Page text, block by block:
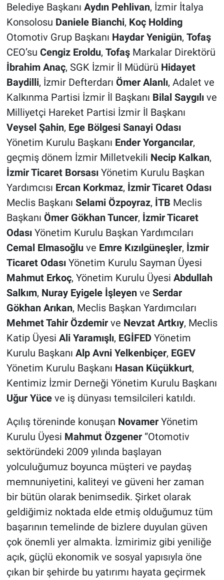
Belediye Başkanı Aydın Pehlivan, İzmir İtalya
Konsolosu Daniele Bianchi, Koç Holding
Otomotiv Grup Başkanı Haydar Yenigün, Tofaş
CEO’su Cengiz Eroldu, TofaşMarkalar Direktörü
İbrahim Anaç, SGK İzmir İl Müdürü Hidayet
Baydilli, İzmir Defterdarı Ömer Alanlı, Adalet ve
Kalkınma Partisi İzmir İl Başkanı Bilal Saygılıve
Milliyetçi Hareket Partisi İzmir İl Başkanı
Veysel Şahin, Ege Bölgesi Sanayi Odası
Yönetim Kurulu Başkanı Ender Yorgancılar,
geçmiş dönem İzmir Milletvekili Necip Kalkan,
İzmir Ticaret BorsasıYönetim Kurulu Başkan
Yardımcısı Ercan Korkmaz, İzmir Ticaret Odası
Meclis Başkanı Selami Özpoyraz, İTB Meclis
Başkanı Ömer Gökhan Tuncer, İzmir Ticaret
OdasıYönetim Kurulu Başkan Yardımcıları
Cemal Elmasoğluve Emre Kızılgüneşler, İzmir
Ticaret OdasıYönetim Kurulu Sayman Üyesi
Mahmut Erkoç, Yönetim Kurulu Üyesi Abdullah
Salkım, Nuray Eyigele İşleyenve Serdar
Gökhan Arıkan, Meclis Başkan Yardımcıları
Mehmet Tahir Özdemirve Nevzat Artkıy, Meclis
Katip Üyesi Ali Yaramışlı, EGİFEDYönetim
Kurulu Başkanı Alp Avni Yelkenbiçer, EGEV
Yönetim Kurulu Başkanı Hasan Küçükkurt,
Kentimiz İzmir Derneği Yönetim Kurulu Başkanı
Uğur Yüceve iş dünyası temsilcileri katıldı.
Açılış töreninde konuşan NovamerYönetim
Kurulu Üyesi Mahmut Özgener“Otomotiv
sektöründeki 2009 yılında başlayan
yolculuğumuz boyunca müşteri ve paydaş
memnuniyetini, kaliteyi ve güveni her zaman
bir bütün olarak benimsedik. Şirket olarak
geldiğimiz noktada elde etmiş olduğumuz tüm
başarının temelinde de bizlere duyulan güven
çok önemli yer almakta. İzmirimiz gibi yeniliğe
açık, güçlü ekonomik ve sosyal yapısıyla öne
çıkan bir şehirde bu yatırımı hayata geçirmek